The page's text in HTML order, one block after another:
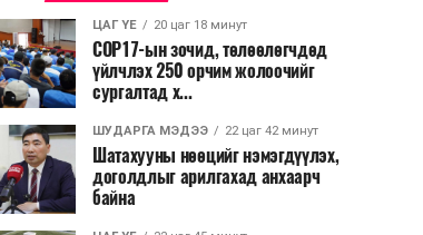
ЦАГ ҮЕ 20 цаг 18 минут
COP17-ын зочид, төлөөлөгчдөд
үйлчлэх 250 орчим жолоочийг
сургалтад х...
ШУДАРГА МЭДЭЭ 22 цаг 42 минут
Шатахууны нөөцийг нэмэгдүүлэх,
доголдлыг арилгахад анхаарч
байна